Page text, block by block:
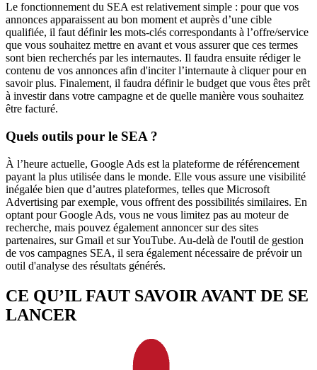
Le fonctionnement du SEA est relativement simple : pour que vos
annonces apparaissent au bon moment et auprès d’une cible
qualifiée, il faut définir les mots-clés correspondants à l’offre/service
que vous souhaitez mettre en avant et vous assurer que ces termes
sont bien recherchés par les internautes. Il faudra ensuite rédiger le
contenu de vos annonces afin d'inciter l’internaute à cliquer pour en
savoir plus. Finalement, il faudra définir le budget que vous êtes prêt
à investir dans votre campagne et de quelle manière vous souhaitez
être facturé.
Quels outils pour le SEA ?
À l’heure actuelle, Google Ads est la plateforme de référencement
payant la plus utilisée dans le monde. Elle vous assure une visibilité
inégalée bien que d’autres plateformes, telles que Microsoft
Advertising par exemple, vous offrent des possibilités similaires. En
optant pour Google Ads, vous ne vous limitez pas au moteur de
recherche, mais pouvez également annoncer sur des sites
partenaires, sur Gmail et sur YouTube. Au-delà de l'outil de gestion
de vos campagnes SEA, il sera également nécessaire de prévoir un
outil d'analyse des résultats générés.
CE QU’IL FAUT SAVOIR AVANT DE SE
LANCER